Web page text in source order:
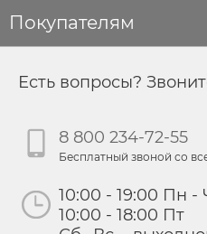
Покупателям
Есть вопросы?
8 800 234-72-55
Бесплатный звоной со
10:00 - 19:00 Пн -
10:00 - 18:00 Пт